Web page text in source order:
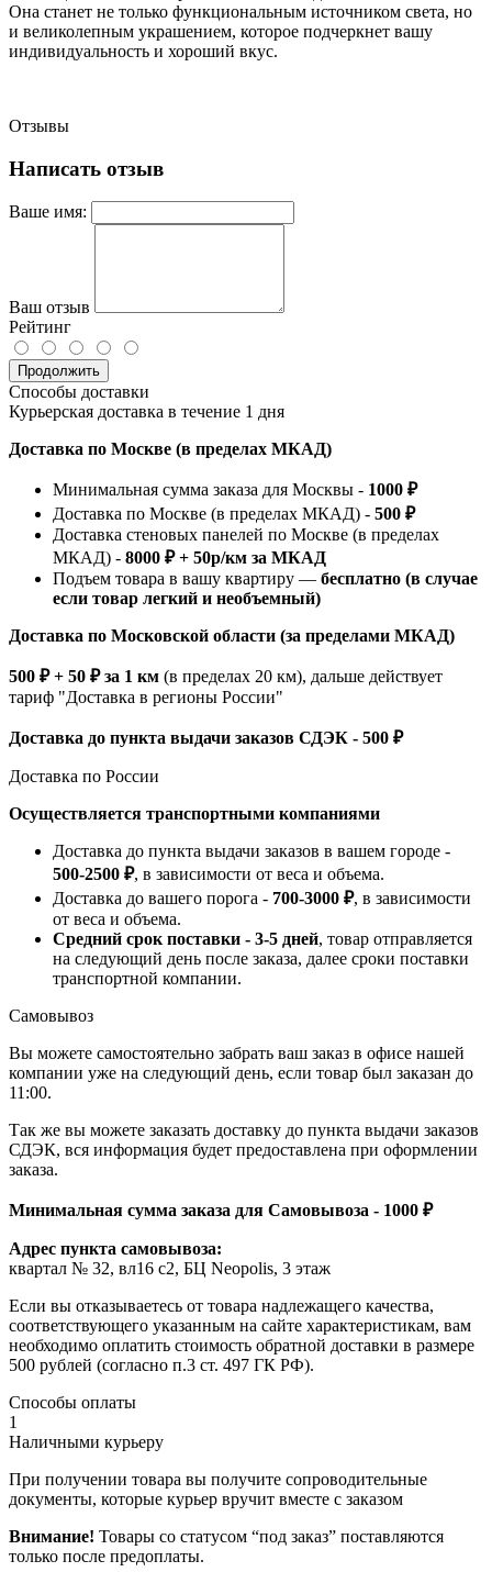
Она станет не только функциональным источником света, но
и великолепным украшением, которое подчеркнет вашу
индивидуальность и хороший вкус.
Отзывы
Написать отзыв
Ваше имя:
Ваш отзыв
Рейтинг
Продолжить
Способы доставки
Курьерская доставка в течение 1 дня
Доставка по Москве (в пределах МКАД)
Минимальная сумма заказа для Москвы - 1000 ₽
Доставка по Москве (в пределах МКАД) - 500 ₽
Доставка стеновых панелей по Москве (в пределах
МКАД) - 8000 ₽ + 50р/км за МКАД
Подъем товара в вашу квартиру — бесплатно (в случае
если товар легкий и необъемный)
Доставка по Московской области (за пределами МКАД)
500 ₽ + 50 ₽ за 1 км (в пределах 20 км), дальше действует
тариф "Доставка в регионы России"
Доставка до пункта выдачи заказов СДЭК - 500 ₽
Доставка по России
Осуществляется транспортными компаниями
Доставка до пункта выдачи заказов в вашем городе -
500-2500 ₽, в зависимости от веса и объема.
Доставка до вашего порога - 700-3000 ₽, в зависимости
от веса и объема.
Средний срок поставки - 3-5 дней, товар отправляется
на следующий день после заказа, далее сроки поставки
транспортной компании.
Самовывоз
Вы можете самостоятельно забрать ваш заказ в офисе нашей
компании уже на следующий день, если товар был заказан до
11:00.
Так же вы можете заказать доставку до пункта выдачи заказов
СДЭК, вся информация будет предоставлена при оформлении
заказа.
Минимальная сумма заказа для Самовывоза - 1000 ₽
Адрес пункта самовывоза:
квартал № 32, вл16 с2, БЦ Neopolis, 3 этаж
Если вы отказываетесь от товара надлежащего качества,
соответствующего указанным на сайте характеристикам, вам
необходимо оплатить стоимость обратной доставки в размере
500 рублей (согласно п.3 ст. 497 ГК РФ).
Способы оплаты
1
Наличными курьеру
При получении товара вы получите сопроводительные
документы, которые курьер вручит вместе с заказом
Внимание! Товары со статусом “под заказ” поставляются
только после предоплаты.